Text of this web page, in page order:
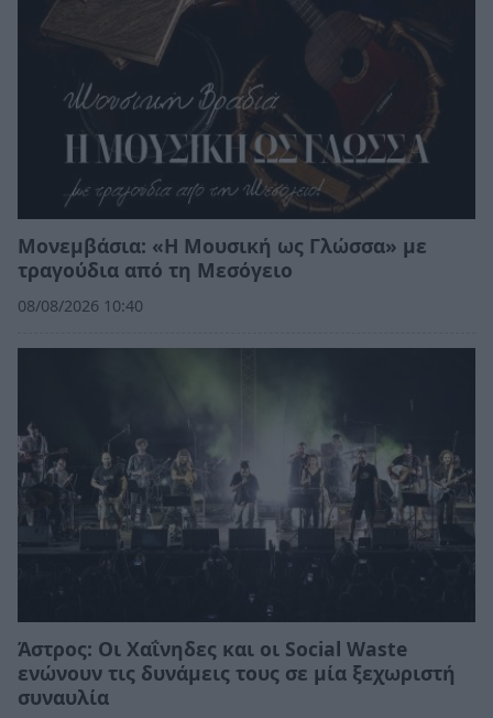
Μονεμβάσια: «Η Μουσική ως Γλώσσα» με
τραγούδια από τη Μεσόγειο
08/08/2026 10:40
Άστρος: Οι Χαΐνηδες και οι Social Waste
ενώνουν τις δυνάμεις τους σε μία ξεχωριστή
συναυλία